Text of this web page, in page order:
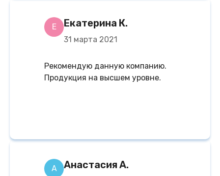
Е Екатерина К.
31 марта 2021
Рекомендую данную компанию.
Продукция на высшем уровне.
А Анастасия А.